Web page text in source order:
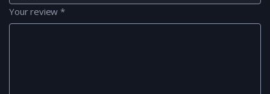
Your review*